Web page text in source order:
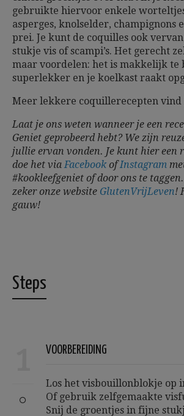
gebruikte hiervoor enkele
asperges, knolselder, champignons
prei. Je kunt de coquilles ook
stukje vis of scampi’s. Het gerecht
maar voordelen: het is makkelijk te
superlekker en je koelkast raakt
Meer lekkere coquillerecepten vind
Laat je ons weten wanneer je een
Geniet geprobeerd hebt? We zijn
jullie ervan vonden. Je kunt hier een
doe het viaFacebookofInstagram
#kookleefgeniet of door ons te
zeker onze website GlutenVrijLeven!
gauw!
Steps
VOORBEREIDING
Los het visbouillonblokje op
Of gebruik zelfgemaakte
Snij de groentjes in fijne